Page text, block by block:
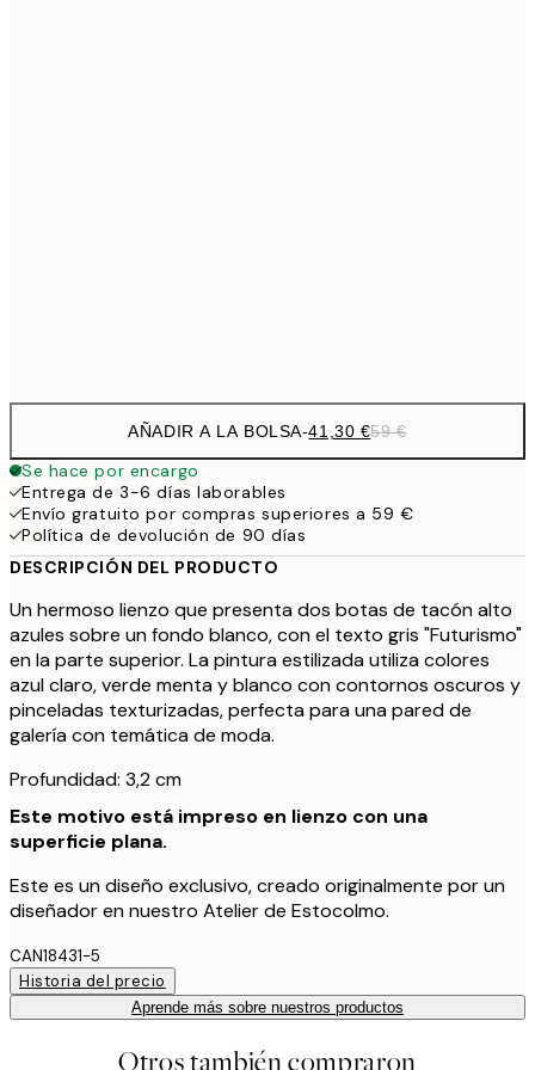
AÑADIR A LA BOLSA-41,30 €59 €
Se hace por encargo
Entrega de 3-6 días laborables
Envío gratuito por compras superiores a 59 €
Política de devolución de 90 días
DESCRIPCIÓN DEL PRODUCTO
Un hermoso lienzo que presenta dos botas de tacón alto
azules sobre un fondo blanco, con el texto gris "Futurismo"
en la parte superior. La pintura estilizada utiliza colores
azul claro, verde menta y blanco con contornos oscuros y
pinceladas texturizadas, perfecta para una pared de
galería con temática de moda.
Profundidad: 3,2 cm
Este motivo está impreso en lienzo con una
superficie plana.
Este es un diseño exclusivo, creado originalmente por un
diseñador en nuestro Atelier de Estocolmo.
CAN18431-5
Historia del precio
Aprende más sobre nuestros productos
Otros también compraron